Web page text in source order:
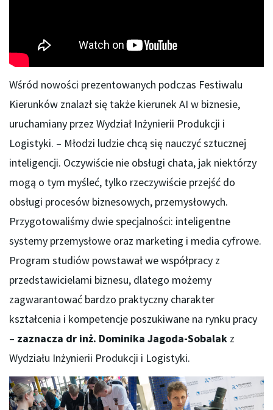
Wśród nowości prezentowanych podczas Festiwalu
Kierunków znalazł się także kierunek AI w biznesie,
uruchamiany przez Wydział Inżynierii Produkcji i
Logistyki. – Młodzi ludzie chcą się nauczyć sztucznej
inteligencji. Oczywiście nie obsługi chata, jak niektórzy
mogą o tym myśleć, tylko rzeczywiście przejść do
obsługi procesów biznesowych, przemysłowych.
Przygotowaliśmy dwie specjalności: inteligentne
systemy przemysłowe oraz marketing i media cyfrowe.
Program studiów powstawał we współpracy z
przedstawicielami biznesu, dlatego możemy
zagwarantować bardzo praktyczny charakter
kształcenia i kompetencje poszukiwane na rynku pracy
– zaznacza dr inż. Dominika Jagoda-Sobalak z
Wydziału Inżynierii Produkcji i Logistyki.